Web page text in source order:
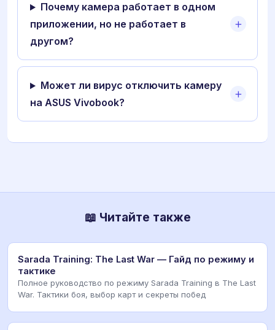
Почему камера работает в одном
приложении, но не работает в
другом?
Может ли вирус отключить камеру
на ASUS Vivobook?
📖 Читайте также
Sarada Training: The Last War — Гайд по режиму и
тактике
Полное руководство по режиму Sarada Training в The Last
War. Тактики боя, выбор карт и секреты побед